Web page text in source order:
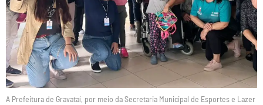
A Prefeitura de Gravataí, por meio da Secretaria Municipal de Esportes e Lazer